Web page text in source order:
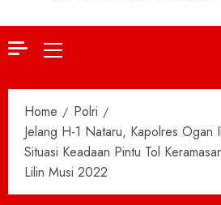
Primary
Home
Polri
Jelang H-1 Nataru, Kapolres Ogan
Situasi Keadaan Pintu Tol
Lilin Musi 2022